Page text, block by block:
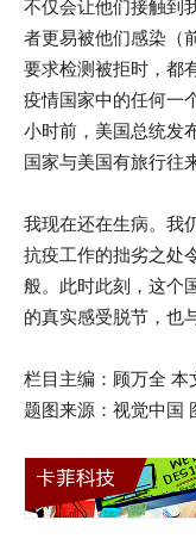
不仅会让他们接触到
者更易被他们感染（
要求检测被拒时，都
疫情国家中的任何一
小时前，美国总统发
国家与美国有旅行往
我现在还在生病。我
抗疫工作的拙劣之处
般。此时此刻，这个
的真实感受脱节，也
栏目主编：顾万全 本
题图来源：视觉中国